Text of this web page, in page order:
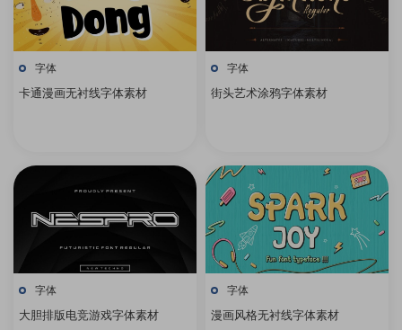
字体
卡通漫画无衬线字体素材
字体
街头艺术涂鸦字体素材
字体
大胆排版电竞游戏字体素材
字体
漫画风格无衬线字体素材